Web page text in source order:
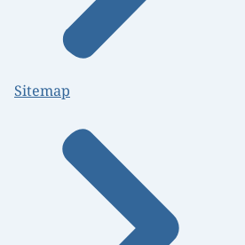
Sitemap